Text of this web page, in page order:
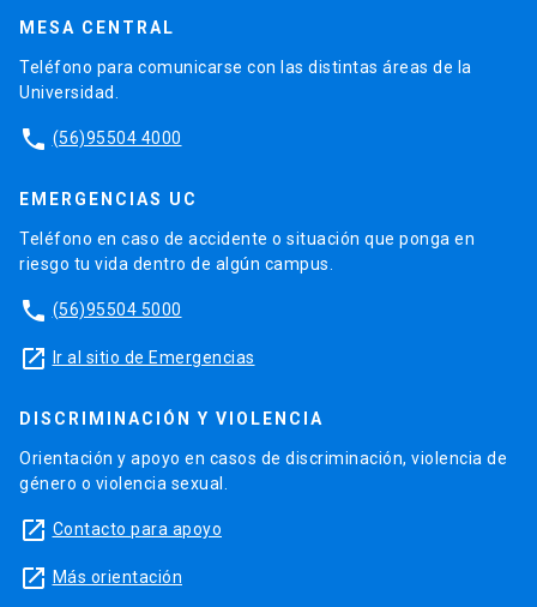
MESA CENTRAL
Teléfono para comunicarse con las distintas áreas de la
Universidad.
phone (56)95504 4000
EMERGENCIAS UC
Teléfono en caso de accidente o situación que ponga en
riesgo tu vida dentro de algún campus.
phone (56)95504 5000
launch Ir al sitio de Emergencias
DISCRIMINACIÓN Y VIOLENCIA
Orientación y apoyo en casos de discriminación, violencia de
género o violencia sexual.
launch Contacto para apoyo
launch Más orientación